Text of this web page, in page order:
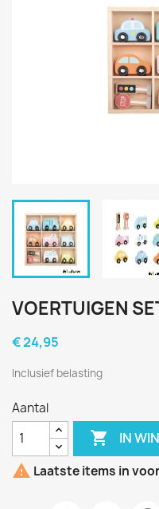
VOERTUIGEN
€ 24,95
Inclusief belasting
Aantal
 IN
 Laatste items in